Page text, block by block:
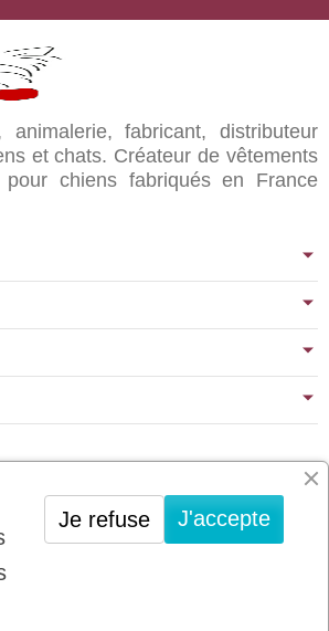
animalerie, fabricant, distributeur
et chats. Créateur de vêtements
chiens fabriqués en France
: LE MEILLEUR DE LA
CHIENS ET CHATS
DES SOINS FRANCAIS DE
J'accepte
Je refuse